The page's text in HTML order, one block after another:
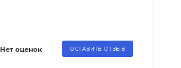
Нет оценок ОСТАВИТЬ ОТЗЫВ